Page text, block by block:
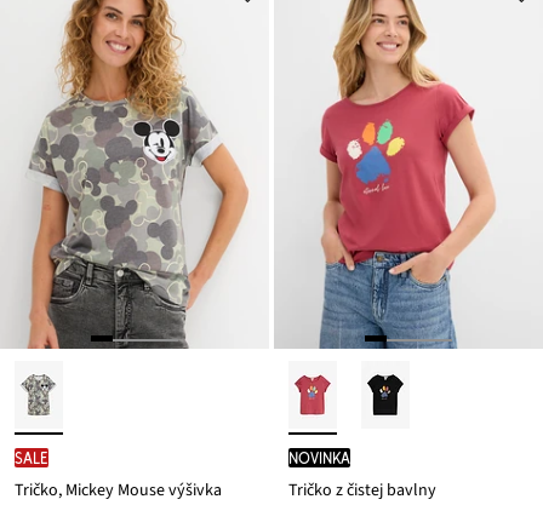
SALE
Tričko, Mickey Mouse výšivka
novinka
Tričko z čistej bavlny